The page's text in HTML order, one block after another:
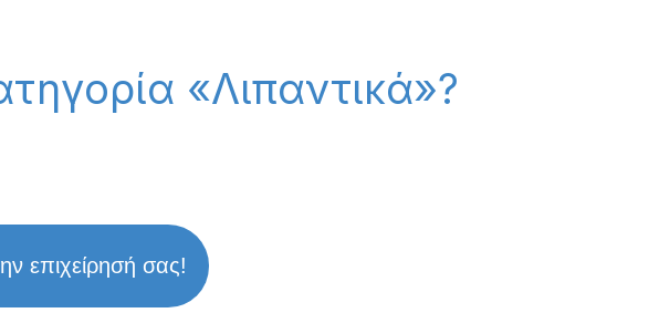
«Λιπαντικά»?
επιχείρησή σας!